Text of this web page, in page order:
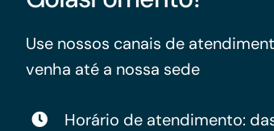
Use nossos canais de
venha até a nossa sede
Horário de atendimento: